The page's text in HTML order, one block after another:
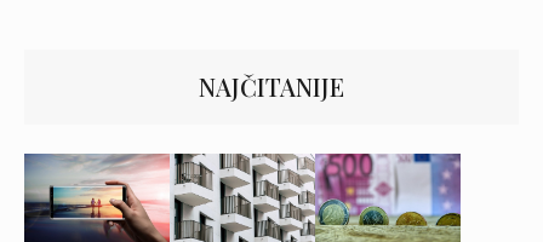
NAJČITANIJE